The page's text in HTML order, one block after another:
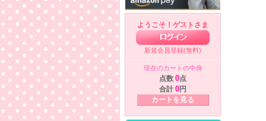
ようこそ！ゲストさま
新規会員登録(無料)
現在のカートの中身
点数 0点
合計 0円
カートを見る